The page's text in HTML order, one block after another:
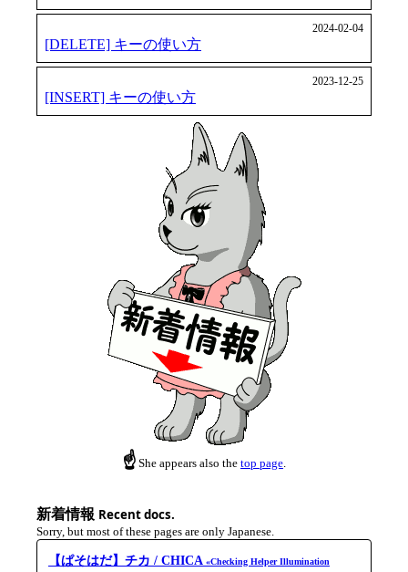
2024-02-04
[DELETE] キーの使い方
2023-12-25
[INSERT] キーの使い方
☝ She appears also the top page.
新着情報 Recent docs.
Sorry, but most of these pages are only Japanese.
【ぱそはだ】チカ / CHICA «Checking Helper Illumination